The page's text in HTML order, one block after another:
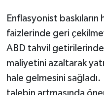
Enflasyonist
faizlerinde geri
ABD tahvil
maliyetini azaltarak
hale gelmesini